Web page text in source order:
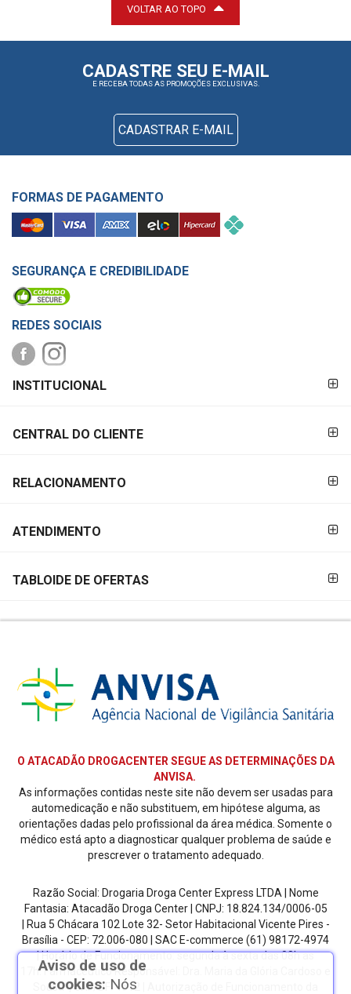
VOLTAR AO TOPO
CADASTRE SEU E-MAIL
E RECEBA TODAS AS PROMOÇÕES EXCLUSIVAS.
CADASTRAR E-MAIL
FORMAS DE PAGAMENTO
SEGURANÇA E CREDIBILIDADE
REDES SOCIAIS
PAGAMENTO
INSTITUCIONAL
CENTRAL DO CLIENTE
RELACIONAMENTO
ATENDIMENTO
TABLOIDE DE OFERTAS
O ATACADÃO DROGACENTER SEGUE AS DETERMINAÇÕES DA
ANVISA.
As informações contidas neste site não devem ser usadas para
automedicação e não substituem, em hipótese alguma, as
orientações dadas pelo profissional da área médica. Somente o
médico está apto a diagnosticar qualquer problema de saúde e
prescrever o tratamento adequado.
Razão Social: Drogaria Droga Center Express LTDA | Nome
Fantasia: Atacadão Droga Center | CNPJ: 18.824.134/0006-05
| Rua 5 Chácara 102 Lote 32- Setor Habitacional Vicente Pires -
Brasília - CEP: 72.006-080
| SAC E-commerce (61) 98172-4974
| Horário de Funcionamento: segunda à sexta das 08h as
17h.Farmacêutico Responsável: Dra. Maria da Glória Cardoso e
Sousa | CRF/DF: 4612 | Autorização de Funcionamento da
Aviso de uso de
cookies: Nós